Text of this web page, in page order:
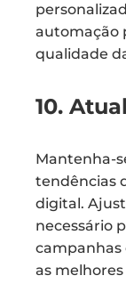
automação
qualidade
10.
Mantenha-
tendências
digital.
necessário
campanhas
as